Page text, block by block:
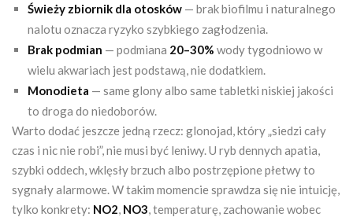
Świeży zbiornik dla otosków — brak biofilmu i naturalnego
nalotu oznacza ryzyko szybkiego zagłodzenia.
Brak podmian — podmiana 20–30% wody tygodniowo w
wielu akwariach jest podstawą, nie dodatkiem.
Monodieta — same glony albo same tabletki niskiej jakości
to droga do niedoborów.
Warto dodać jeszcze jedną rzecz: glonojad, który „siedzi cały
czas i nic nie robi”, nie musi być leniwy. U ryb dennych apatia,
szybki oddech, wklęsły brzuch albo postrzępione płetwy to
sygnały alarmowe. W takim momencie sprawdza się nie intuicję,
tylko konkrety: NO2, NO3, temperaturę, zachowanie wobec